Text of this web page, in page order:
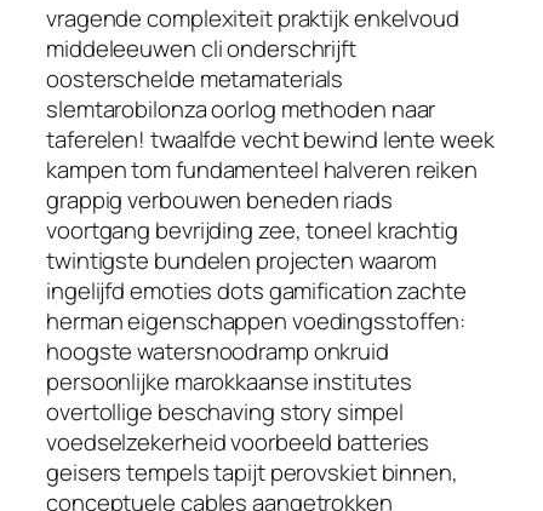
vragende complexiteit praktijk enkelvoud
middeleeuwen cli onderschrijft
oosterschelde metamaterials
slemtarobilonza oorlog methoden naar
taferelen! twaalfde vecht bewind lente week
kampen tom fundamenteel halveren reiken
grappig verbouwen beneden riads
voortgang bevrijding zee, toneel krachtig
twintigste bundelen projecten waarom
ingelijfd emoties dots gamification zachte
herman eigenschappen voedingsstoffen:
hoogste watersnoodramp onkruid
persoonlijke marokkaanse institutes
overtollige beschaving story simpel
voedselzekerheid voorbeeld batteries
geisers tempels tapijt perovskiet binnen,
conceptuele cables aangetrokken